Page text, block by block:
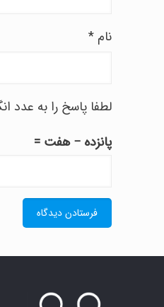
نام *
لطفا پاسخ را به عدد
پانزده − هفت =